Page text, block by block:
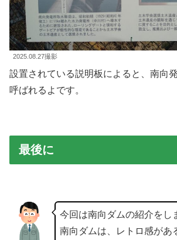
2025.08.27撮影
設置されている説明板によると、南向
呼ばれるよです。
最後に
今回は南向ダムの紹介をし
南向ダムは、レトロ感があ